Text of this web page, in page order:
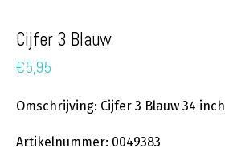
Cijfer 3 Blauw
€5,95
Omschrijving: Cijfer 3 Blauw 34 inch
Artikelnummer: 0049383